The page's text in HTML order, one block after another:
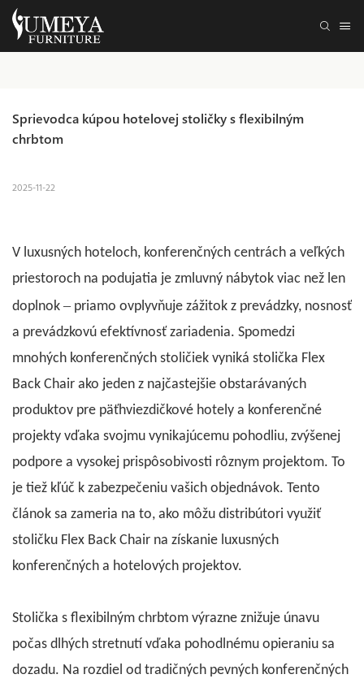
Sprievodca kúpou hotelovej stoličky s flexibilným
chrbtom
2025-11-22
V luxusných hoteloch, konferenčných centrách a veľkých
priestoroch na podujatia je zmluvný nábytok viac než len
doplnok – priamo ovplyvňuje zážitok z prevádzky, nosnosť
a prevádzkovú efektívnosť zariadenia. Spomedzi
mnohých konferenčných stoličiek vyniká stolička Flex
Back Chair ako jeden z najčastejšie obstarávaných
produktov pre päťhviezdičkové hotely a konferenčné
projekty vďaka svojmu vynikajúcemu pohodliu, zvýšenej
podpore a vysokej prispôsobivosti rôznym projektom. To
je tiež kľúč k zabezpečeniu vašich objednávok. Tento
článok sa zameria na to, ako môžu distribútori využiť
stoličku Flex Back Chair na získanie luxusných
konferenčných a hotelových projektov.
Stolička s flexibilným chrbtom výrazne znižuje únavu
počas dlhých stretnutí vďaka pohodlnému opieraniu sa
dozadu. Na rozdiel od tradičných pevných konferenčných